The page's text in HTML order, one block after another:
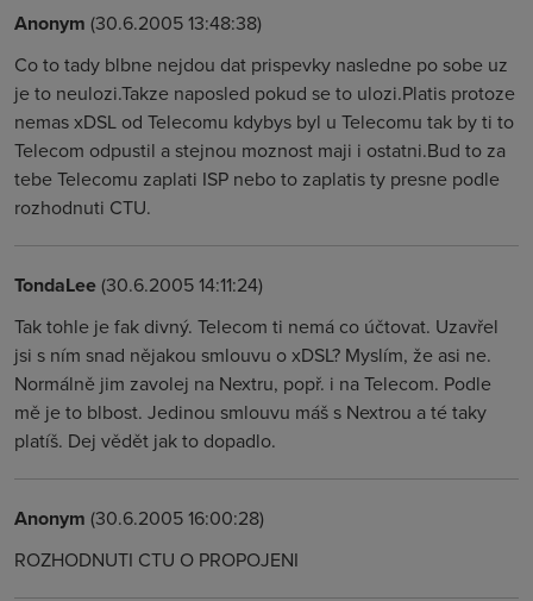
Anonym (30.6.2005 13:48:38)
Co to tady blbne nejdou dat prispevky nasledne po sobe uz
je to neulozi.Takze naposled pokud se to ulozi.Platis protoze
nemas xDSL od Telecomu kdybys byl u Telecomu tak by ti to
Telecom odpustil a stejnou moznost maji i ostatni.Bud to za
tebe Telecomu zaplati ISP nebo to zaplatis ty presne podle
rozhodnuti CTU.
TondaLee(30.6.2005 14:11:24)
Tak tohle je fak divný. Telecom ti nemá co účtovat. Uzavřel
jsi s ním snad nějakou smlouvu o xDSL? Myslím, že asi ne.
Normálně jim zavolej na Nextru, popř. i na Telecom. Podle
mě je to blbost. Jedinou smlouvu máš s Nextrou a té taky
platíš. Dej vědět jak to dopadlo.
Anonym (30.6.2005 16:00:28)
ROZHODNUTI CTU O PROPOJENI